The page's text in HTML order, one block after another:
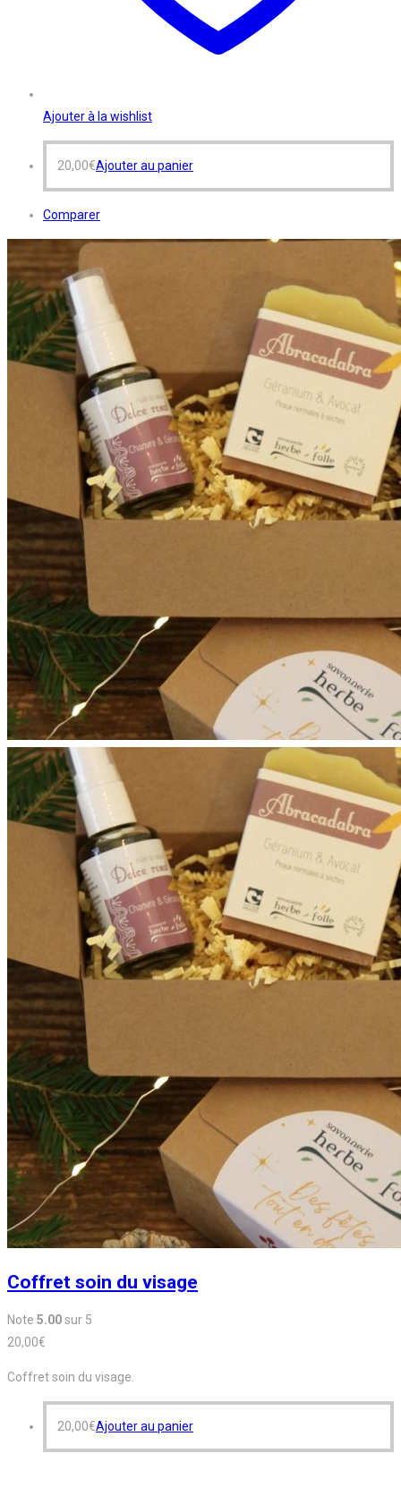
Ajouter à la wishlist
20,00€Ajouter au panier
Comparer
Coffret soin du visage
Note 5.00sur 5
20,00€
Coffret soin du visage.
20,00€Ajouter au panier